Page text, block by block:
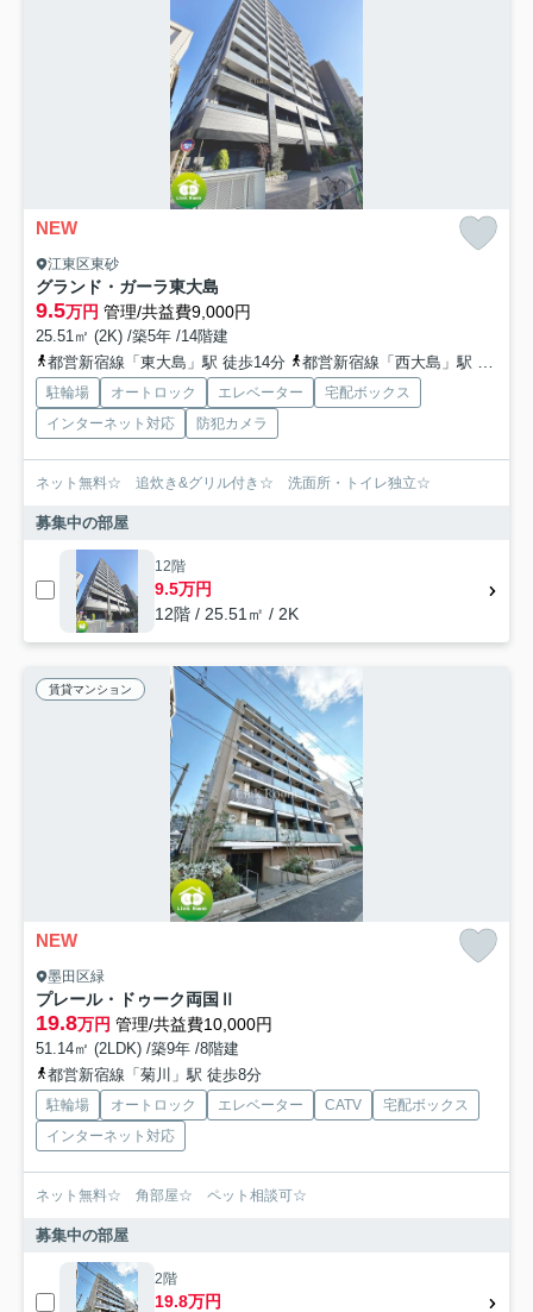
NEW
江東区東砂
グランド・ガーラ東大島
9.5万円 管理/共益費9,000円
25.51㎡ (2K) /築5年 /14階建
都営新宿線「東大島」駅 徒歩14分
都営新宿線「西大島」駅 徒歩30分
駐輪場 オートロック エレベーター
宅配ボックス
インターネット対応
防犯カメラ
ネット無料☆ 追炊き&グリル付き☆ 洗面所・トイレ独立☆
募集中の部屋
12階
9.5万円
12階 / 25.51㎡ / 2K
賃貸マンション
NEW
墨田区緑
プレール・ドゥーク両国Ⅱ
19.8万円 管理/共益費10,000円
51.14㎡ (2LDK) /築9年 /8階建
都営新宿線「菊川」駅 徒歩8分
駐輪場 オートロック エレベーター CATV
宅配ボックス
インターネット対応
ネット無料☆ 角部屋☆ ペット相談可☆
募集中の部屋
2階
19.8万円